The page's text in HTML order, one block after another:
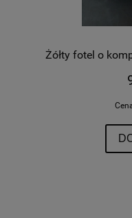
Żółty fotel o